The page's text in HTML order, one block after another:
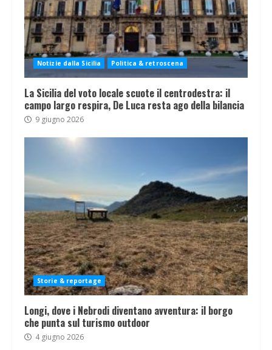
Notizie dalla Sicilia Politica & retroscena
La Sicilia del voto locale scuote il centrodestra: il
campo largo respira, De Luca resta ago della bilancia
9 giugno 2026
Storie & reportage
Longi, dove i Nebrodi diventano avventura: il borgo
che punta sul turismo outdoor
4 giugno 2026